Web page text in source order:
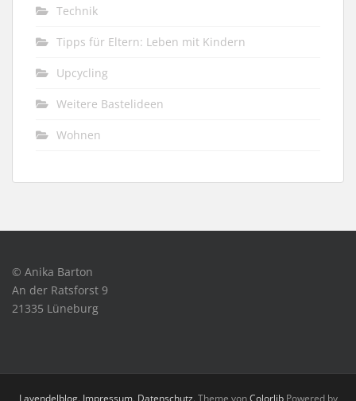
Technik
Tipps für Eltern: Leben mit Kindern
Upcycling
Weitere Bastelideen
Wohnen
© Anika Barton
An der Ratsforst 9
21335 Lüneburg
Lavendelblog. Impressum. Datenschutz. Theme vonColorlibPowered by